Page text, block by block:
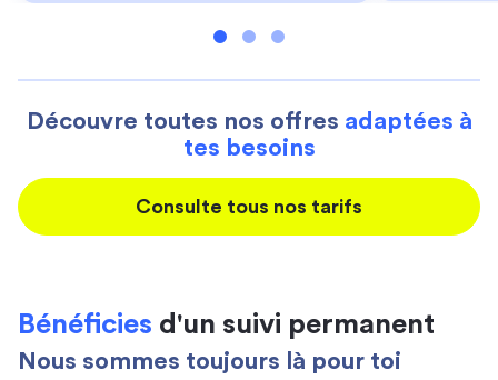
Découvre toutes nos offres adaptées à
tes besoins
Consulte tous nos tarifs
Bénéficies d'un suivi permanent
Nous sommes toujours là pour toi